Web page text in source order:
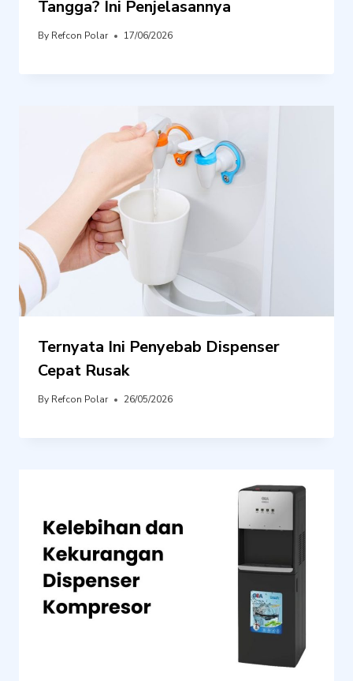
Tangga? Ini Penjelasannya
By Refcon Polar 17/06/2026
Ternyata Ini Penyebab Dispenser
Cepat Rusak
By Refcon Polar 26/05/2026